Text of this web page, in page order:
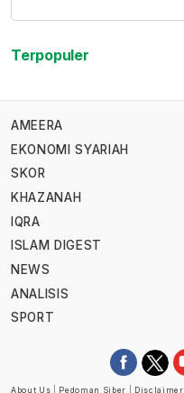
Terpopuler
AMEERA
EKONOMI SYARIAH
SKOR
KHAZANAH
IQRA
ISLAM DIGEST
NEWS
ANALISIS
SPORT
About Us Pedoman Siber Disclaimer